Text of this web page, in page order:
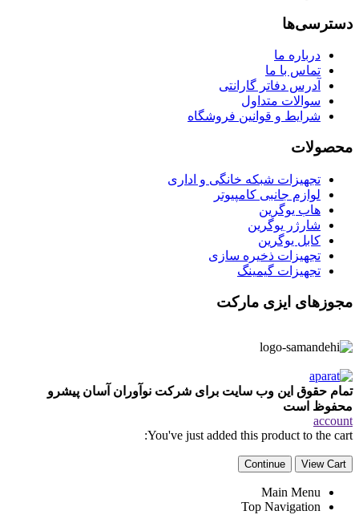
دسترسی‌ها
درباره ما
تماس با ما
آدرس دفاتر گارانتی
سوالات متداول
شرایط و قوانین فروشگاه
محصولات
تجهیزات شبکه خانگی و اداری
لوازم جانبی کامپیوتر
هاب یوگرین
شارژر یوگرین
کابل یوگرین
تجهیزات ذخیره سازی
تجهیزات گیمینگ
مجوزهای ایزی مارکت
تمام حقوق این وب سایت برای شرکت نوآوران آسان پیشرو
محفوظ است
account
You've just added this product to the cart:
View Cart
Continue
Main Menu
Top Navigation